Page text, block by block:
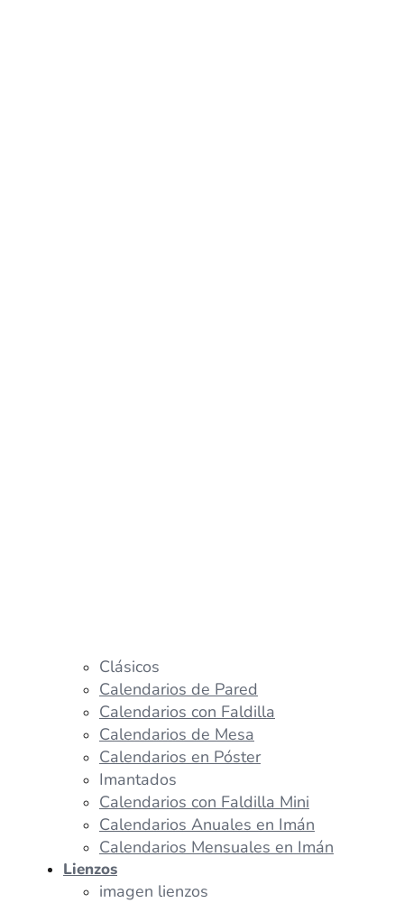
Clásicos
Calendarios de Pared
Calendarios con Faldilla
Calendarios de Mesa
Calendarios en Póster
Imantados
Calendarios con Faldilla Mini
Calendarios Anuales en Imán
Calendarios Mensuales en Imán
Lienzos
imagen lienzos